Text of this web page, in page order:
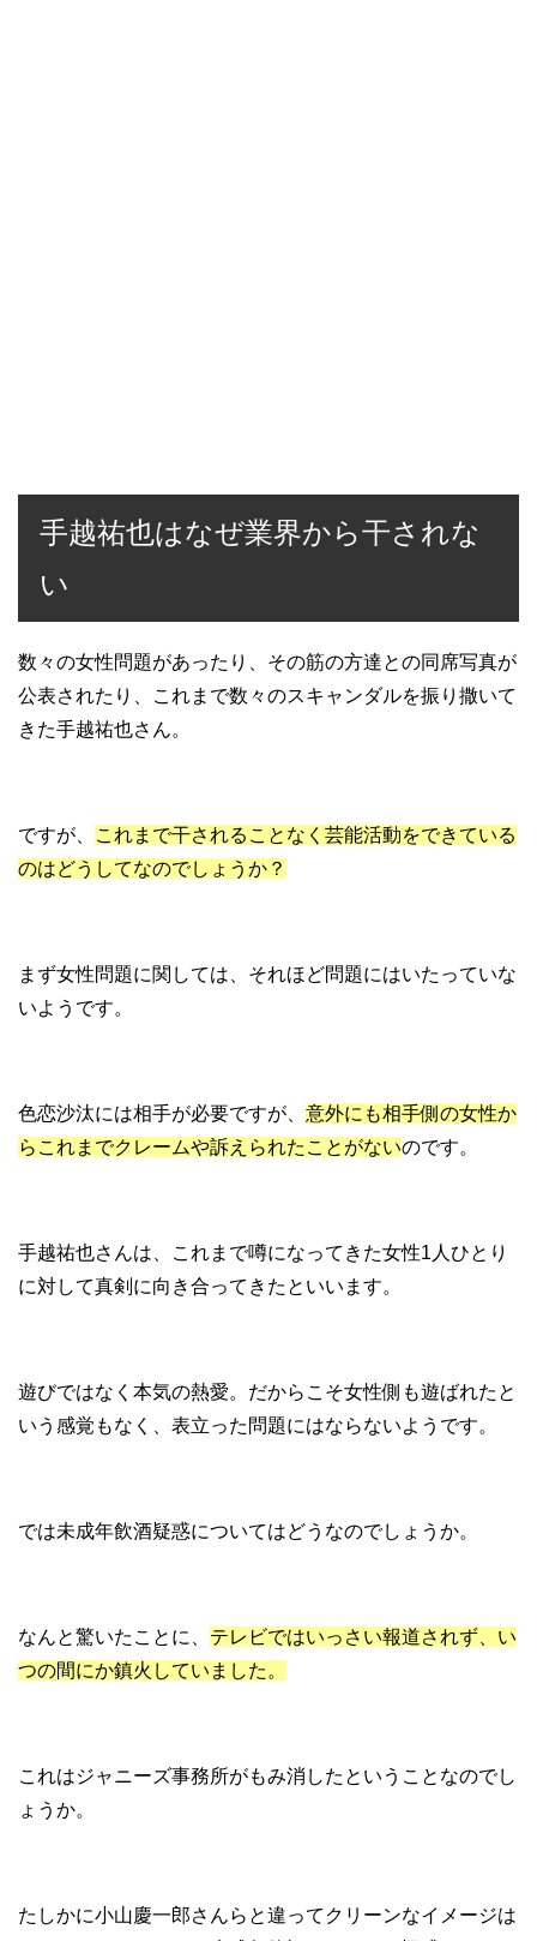
手越祐也はなぜ業界から干されな
い
数々の女性問題があったり、その筋の方達との同席写真が
公表されたり、これまで数々のスキャンダルを振り撒いて
きた手越祐也さん。
ですが、
これまで干されることなく芸能活動をできている
のはどうしてなのでしょうか？
まず女性問題に関しては、それほど問題にはいたっていな
いようです。
色恋沙汰には相手が必要ですが、 意外にも相手側の女性か
らこれまでクレームや訴えられたことがないのです。
手越祐也さんは、これまで噂になってきた女性1人ひとり
に対して真剣に向き合ってきたといいます。
遊びではなく本気の熱愛。だからこそ女性側も遊ばれたと
いう感覚もなく、表立った問題にはならないようです。
では未成年飲酒疑惑についてはどうなのでしょうか。
なんと驚いたことに、 テレビではいっさい報道されず、い
つの間にか鎮火していました。
これはジャニーズ事務所がもみ消したということなのでし
ょうか。
たしかに小山慶一郎さんらと違ってクリーンなイメージは